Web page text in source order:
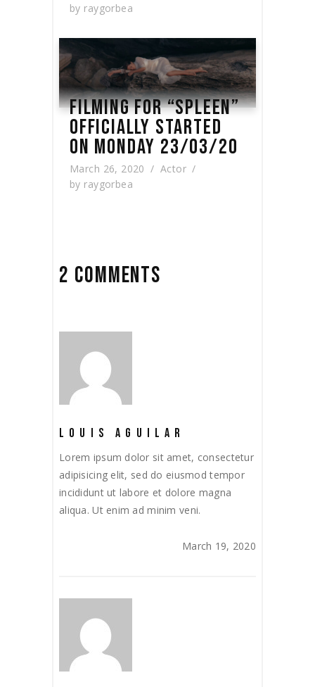
by raygorbea
FILMING FOR “SPLEEN”
OFFICIALLY STARTED
ON MONDAY 23/03/20
March 26, 2020
Actor
by raygorbea
2 COMMENTS
LOUIS AGUILAR
Lorem ipsum dolor sit amet, consectetur
adipisicing elit, sed do eiusmod tempor
incididunt ut labore et dolore magna
aliqua. Ut enim ad minim veni.
March 19, 2020